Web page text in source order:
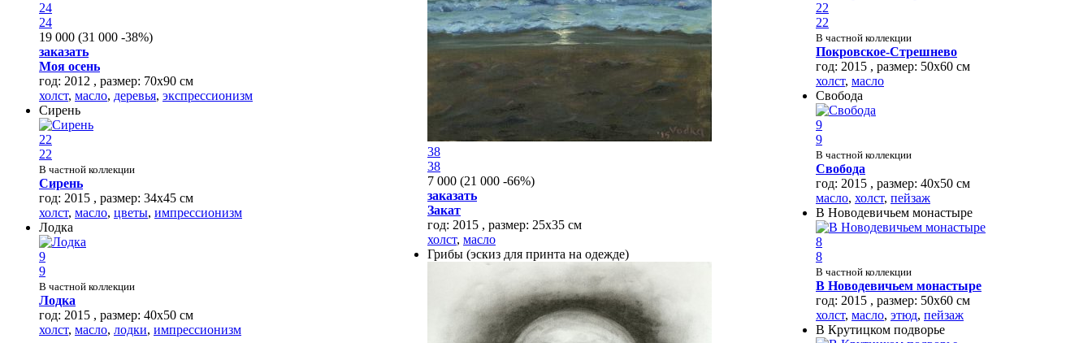
38
38
7 000 (21 000 -66%)
заказать
Закат
год: 2015 , размер: 25х35 см
холст, масло
24
24
19 000 (31 000 -38%)
заказать
Моя осень
год: 2012 , размер: 70х90 см
холст, масло, деревья, экспрессионизм
22
22
В частной коллекции
Покровское-Стрешнево
год: 2015 , размер: 50х60 см
холст, масло
Сирень
22
22
В частной коллекции
Сирень
год: 2015 , размер: 34х45 см
холст, масло, цветы, импрессионизм
Лодка
9
9
В частной коллекции
Лодка
год: 2015 , размер: 40х50 см
холст, масло, лодки, импрессионизм
Свобода
9
9
В частной коллекции
Свобода
год: 2015 , размер: 40х50 см
масло, холст, пейзаж
В Новодевичьем монастыре
8
8
В частной коллекции
В Новодевичьем монастыре
год: 2015 , размер: 50х60 см
холст, масло, этюд, пейзаж
Грибы (эскиз для принта на одежде)
В Крутицком подворье